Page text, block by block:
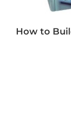
How to